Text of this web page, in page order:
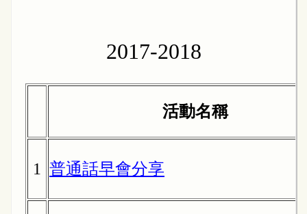
2017-2018
活動名稱
1 普通話早會分享